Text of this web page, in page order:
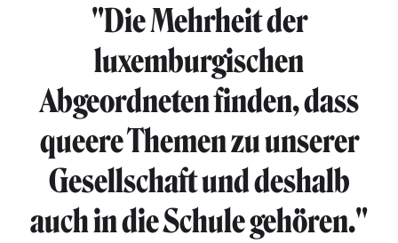
"Die Mehrheit der
luxemburgischen
Abgeordneten finden, dass
queere Themen zu unserer
Gesellschaft und deshalb
auch in die Schule gehören."